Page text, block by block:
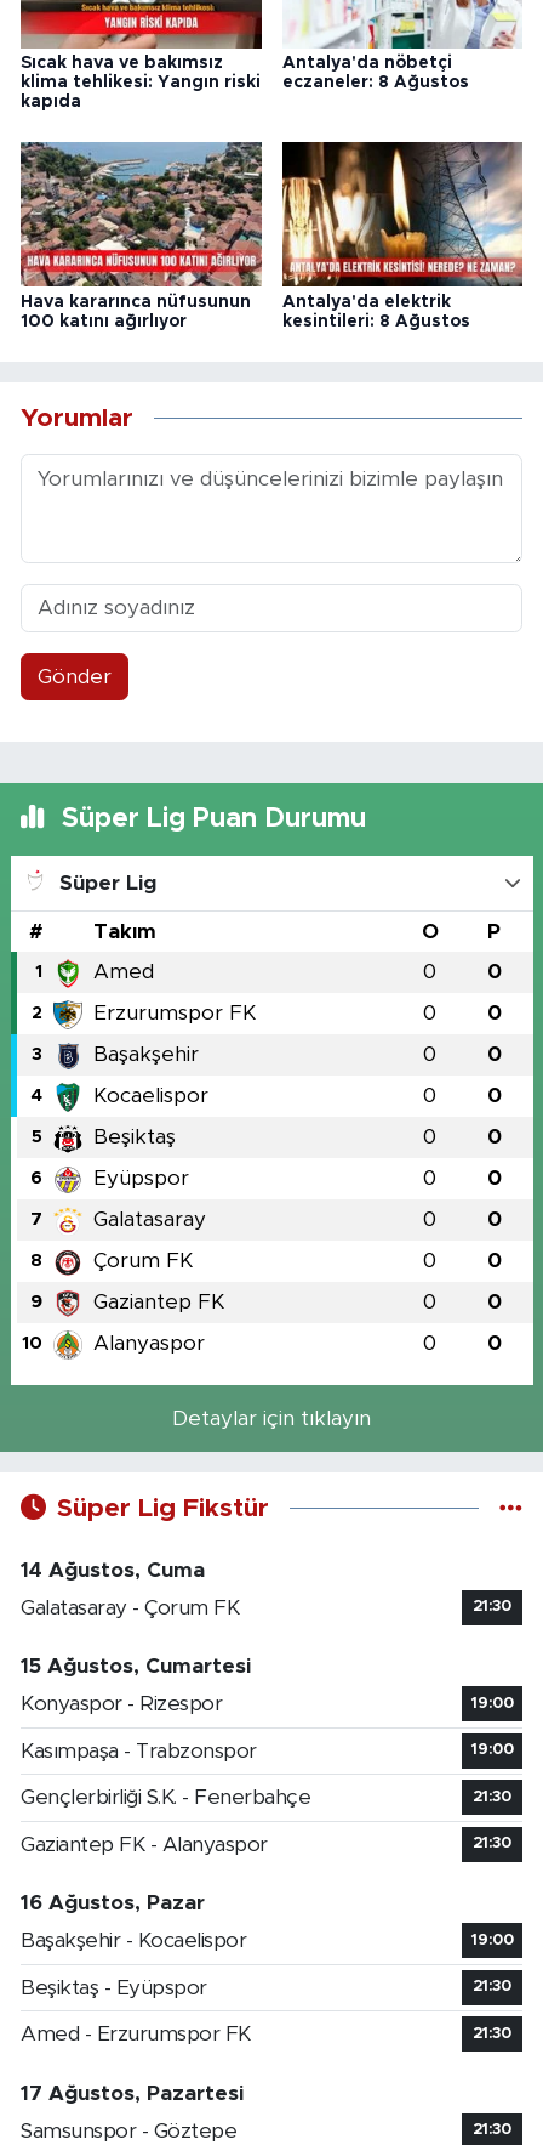
Sıcak hava ve bakımsız
klima tehlikesi: Yangın riski
kapıda
Antalya'da nöbetçi
eczaneler: 8 Ağustos
Hava kararınca nüfusunun
100 katını ağırlıyor
Antalya'da elektrik
kesintileri: 8 Ağustos
Yorumlar
Gönder
Süper Lig Puan Durumu
Süper Lig
# Takım O P
1 Amed 0 0
2 Erzurumspor FK 0 0
3 Başakşehir 0 0
4 Kocaelispor 0 0
5 Beşiktaş 0 0
6 Eyüpspor 0 0
7 Galatasaray 0 0
8 Çorum FK 0 0
9 Gaziantep FK 0 0
10 Alanyaspor 0 0
Detaylar için tıklayın
Süper Lig Fikstür
14 Ağustos, Cuma
Galatasaray - Çorum FK
21:30
15 Ağustos, Cumartesi
Konyaspor - Rizespor
19:00
Kasımpaşa - Trabzonspor 19:00
Gençlerbirliği S.K. - Fenerbahçe 21:30
Gaziantep FK - Alanyaspor 21:30
16 Ağustos, Pazar
Başakşehir - Kocaelispor
19:00
Beşiktaş - Eyüpspor 21:30
Amed - Erzurumspor FK 21:30
17 Ağustos, Pazartesi
Samsunspor - Göztepe
21:30